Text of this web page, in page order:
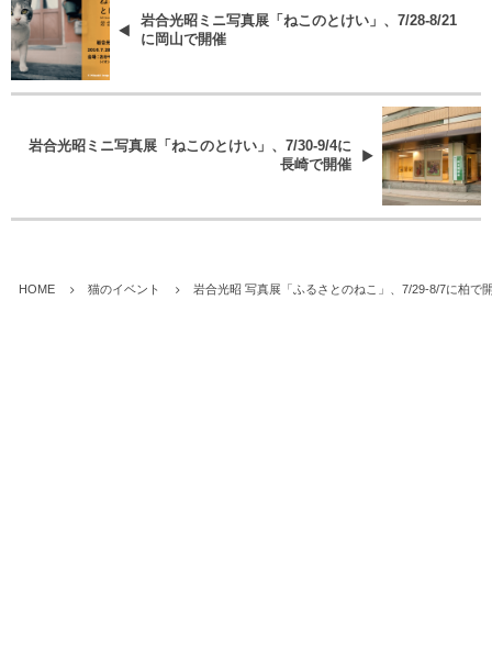
岩合光昭ミニ写真展「ねこのとけい」、7/28-8/21
に岡山で開催
岩合光昭ミニ写真展「ねこのとけい」、7/30-9/4に
長崎で開催
HOME 猫のイベント 岩合光昭 写真展「ふるさとのねこ」、7/29-8/7に柏で